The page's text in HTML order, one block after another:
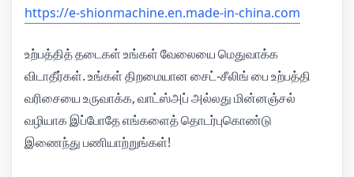
https://e-shionmachine.en.made-in-china.com
உற்பத்தித் தடைகள் உங்கள் வேலையை மெதுவாக்க
விடாதீர்கள். உங்கள் திறமையான சைட்-சீலிங் பை உற்பத்தி
வரிசையை உருவாக்க, வாட்ஸ்அப் அல்லது மின்னஞ்சல்
வழியாக இப்போதே எங்களைத் தொடர்புகொண்டு
இணைந்து பணியாற்றுங்கள்!